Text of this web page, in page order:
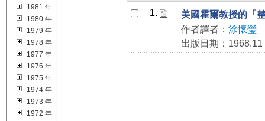
1981 年
1980 年
1979 年
1978 年
1977 年
1976 年
1975 年
1974 年
1973 年
1972 年
1.
美國霍爾教授的「
作者譯者： 涂懷瑩
出版日期：1968.11